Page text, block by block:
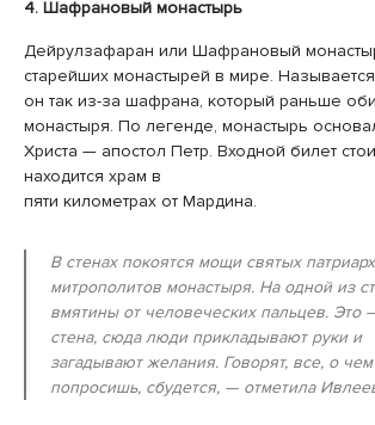
4. Шафрановый монастырь
Дейрулзафаран или Шафрановый
старейших монастырей в мире. Называется
он так из-за шафрана, который раньше
монастыря. По легенде, монастырь
Христа — апостол Петр. Входной билет
находится храм в
пяти километрах от Мардина.
В стенах покоятся мощи святых
митрополитов монастыря. На одной из
вмятины от человеческих пальцев. Это
стена, сюда люди прикладывают руки и
загадывают желания. Говорят, все, о
попросишь, сбудется, — отметила